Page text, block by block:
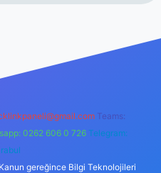
Teams:
0262 606 0 726 Telegram:
gereğince Bilgi Teknolojileri